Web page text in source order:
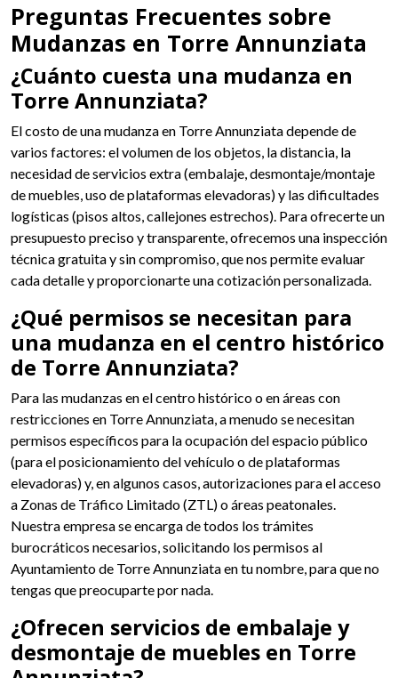
Preguntas Frecuentes sobre
Mudanzas en Torre Annunziata
¿Cuánto cuesta una mudanza en
Torre Annunziata?
El costo de una mudanza en Torre Annunziata depende de
varios factores: el volumen de los objetos, la distancia, la
necesidad de servicios extra (embalaje, desmontaje/montaje
de muebles, uso de plataformas elevadoras) y las dificultades
logísticas (pisos altos, callejones estrechos). Para ofrecerte un
presupuesto preciso y transparente, ofrecemos una inspección
técnica gratuita y sin compromiso, que nos permite evaluar
cada detalle y proporcionarte una cotización personalizada.
¿Qué permisos se necesitan para
una mudanza en el centro histórico
de Torre Annunziata?
Para las mudanzas en el centro histórico o en áreas con
restricciones en Torre Annunziata, a menudo se necesitan
permisos específicos para la ocupación del espacio público
(para el posicionamiento del vehículo o de plataformas
elevadoras) y, en algunos casos, autorizaciones para el acceso
a Zonas de Tráfico Limitado (ZTL) o áreas peatonales.
Nuestra empresa se encarga de todos los trámites
burocráticos necesarios, solicitando los permisos al
Ayuntamiento de Torre Annunziata en tu nombre, para que no
tengas que preocuparte por nada.
¿Ofrecen servicios de embalaje y
desmontaje de muebles en Torre